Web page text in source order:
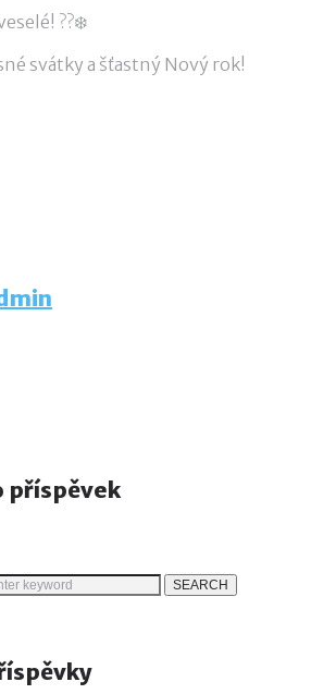
svátky a šťastný Nový rok!
příspěvek
SEARCH